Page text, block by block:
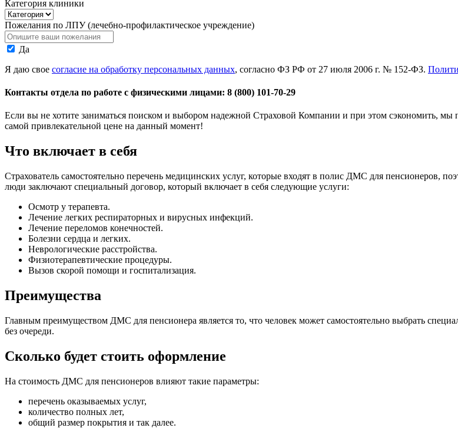
Категория клиники
Пожелания по ЛПУ (лечебно-профилактическое учреждение)
Персональные
Да
Я даю свое согласие на обработку персональных данных, согласно ФЗ РФ от 27 июля 2006 г. № 152-ФЗ.
Контакты отдела по работе с физическими лицами: 8 (800) 101-70-29
Если вы не хотите заниматься поиском и выбором надежной Страховой Компании и при этом сэкономить,
самой привлекательной цене на данный момент!
Что включает в себя
Страхователь самостоятельно перечень медицинских услуг, которые входят в полис ДМС для пенсионеров,
люди заключают специальный договор, который включает в себя следующие услуги:
Осмотр у терапевта.
Лечение легких респираторных и вирусных инфекций.
Лечение переломов конечностей.
Болезни сердца и легких.
Неврологические расстройства.
Физиотерапевтические процедуры.
Вызов скорой помощи и госпитализация.
Преимущества
Главным преимуществом ДМС для пенсионера является то, что человек может самостоятельно выбрать
без очереди.
Сколько будет стоить оформление
На стоимость ДМС для пенсионеров влияют такие параметры:
перечень оказываемых услуг,
количество полных лет,
общий размер покрытия и так далее.